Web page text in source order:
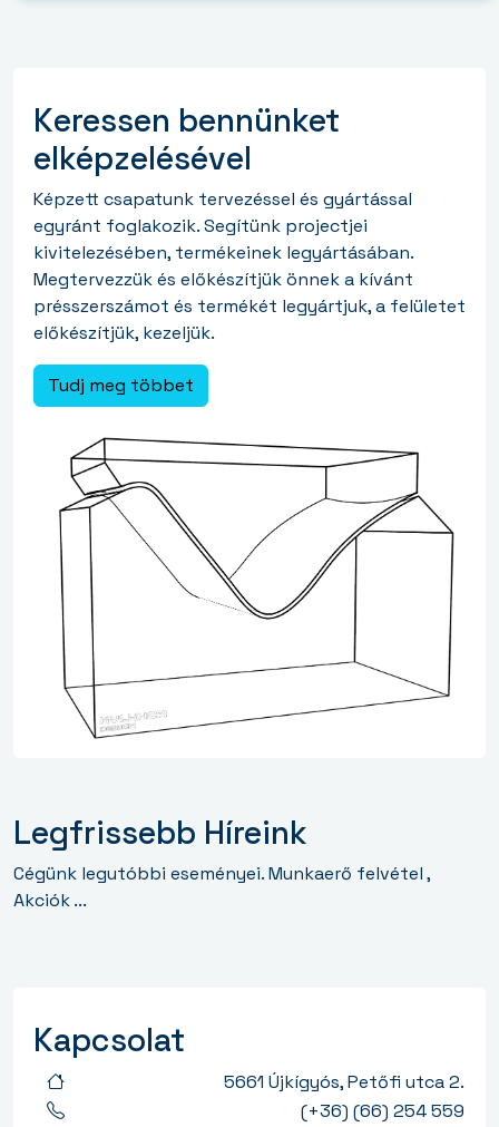
Keressen bennünket
elképzelésével
Képzett csapatunk tervezéssel és gyártással
egyránt foglakozik. Segítünk projectjei
kivitelezésében, termékeinek legyártásában.
Megtervezzük és előkészítjük önnek a kívánt
présszerszámot és termékét legyártjuk, a felületet
előkészítjük, kezeljük.
Tudj meg többet
Legfrissebb Híreink
Cégünk legutóbbi eseményei. Munkaerő felvétel ,
Akciók ...
Kapcsolat
5661 Újkígyós, Petőfi utca 2.
(+36) (66) 254 559